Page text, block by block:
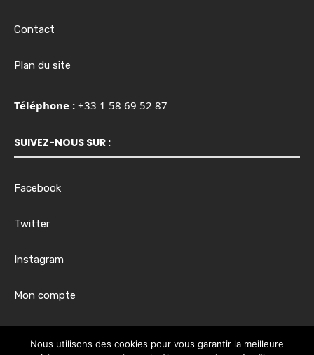
Contact
Plan du site
Téléphone : +33 1 58 69 52 87
SUIVEZ-NOUS SUR :
Facebook
Twitter
Instagram
Mon compte
Nous utilisons des cookies pour vous garantir la meilleure